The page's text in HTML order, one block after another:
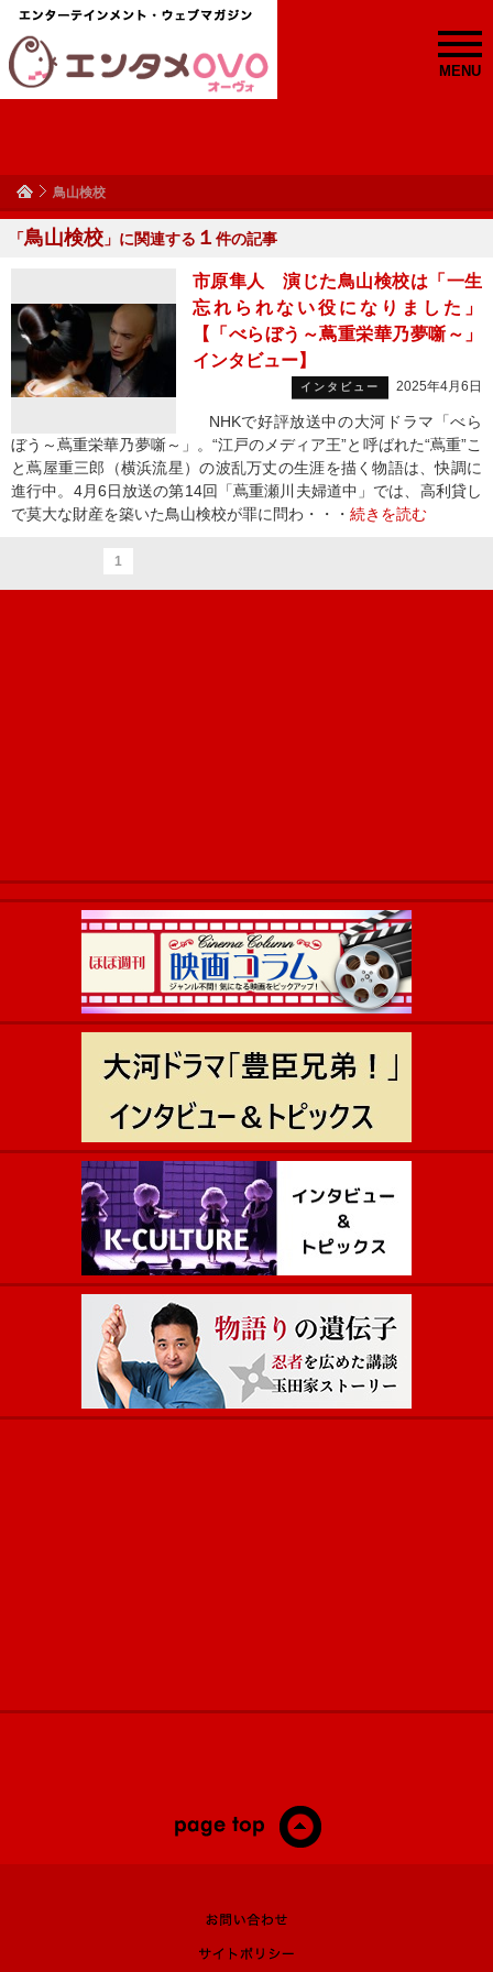
MENU
鳥山検校
「鳥山検校 」に関連する １ 件の記事
市原隼人 演じた鳥山検校は「一生
忘れられない役になりました」
【「べらぼう～蔦重栄華乃夢噺～」
インタビュー】
インタビュー 2025年4月6日
NHKで好評放送中の大河ドラマ「べら
ぼう～蔦重栄華乃夢噺～」。“江戸のメディア王”と呼ばれた“蔦重”こ
と蔦屋重三郎（横浜流星）の波乱万丈の生涯を描く物語は、快調に
進行中。4月6日放送の第14回「蔦重瀬川夫婦道中」では、高利貸し
で莫大な財産を築いた鳥山検校が罪に問わ・・・ 続きを読む
1